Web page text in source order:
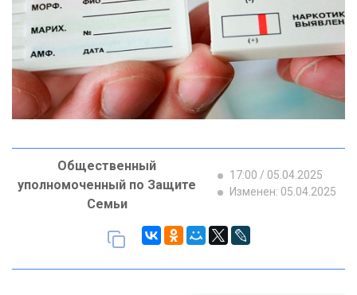
Общественный
уполномоченный по Защите
Семьи
17:00 / 05.04.2025
Изменен: 05.04.2025